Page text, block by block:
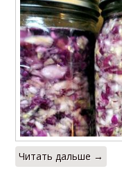
Читать дальше →